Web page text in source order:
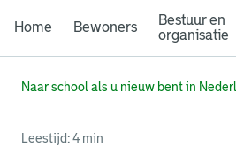
Home Bewoners
Bestuur en
organisatie
Naar school als u nieuw bent in
Leestijd: 4 min